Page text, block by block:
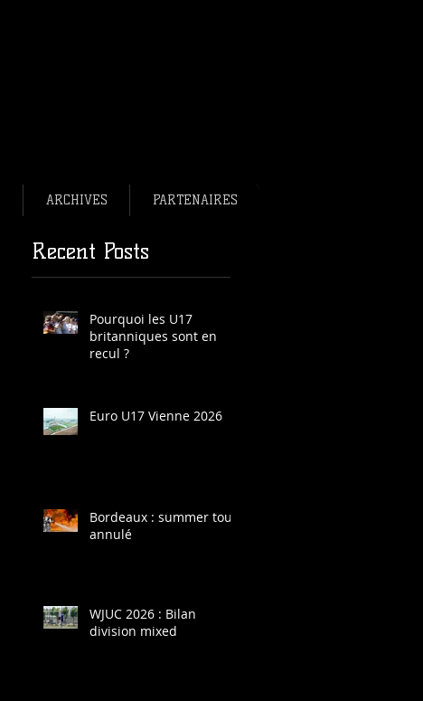
ARCHIVES PARTENAIRES
Recent Posts
Pourquoi les U17
britanniques sont en
recul ?
Euro U17 Vienne 2026
Bordeaux : summer tour
annulé
WJUC 2026 : Bilan
division mixed